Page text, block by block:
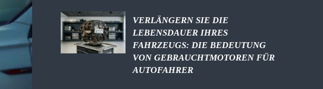
VERLÄNGERN SIE DIE
LEBENSDAUER IHRES
FAHRZEUGS: DIE BEDEUTUNG
VON GEBRAUCHTMOTOREN FÜR
AUTOFAHRER